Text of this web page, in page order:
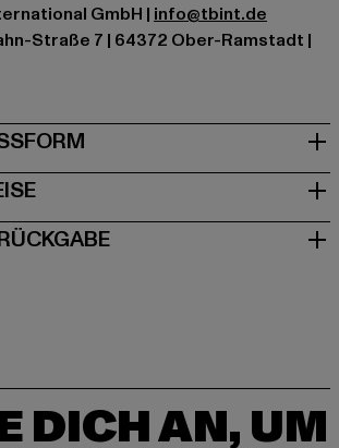
GmbH | info@tbint.de
Straße 7 | 64372 Ober-Ramstadt |
PASSFORM
DICH AN, UM